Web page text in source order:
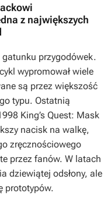
z największych
przygodówek.
wypromował wiele
są przez większość
typu. Ostatnią
King’s Quest: Mask
nacisk na walkę,
zręcznościowego
przez fanów. W latach
dziewiątej odsłony, ale
prototypów.